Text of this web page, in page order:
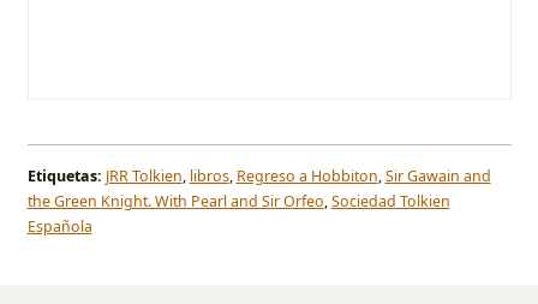
Etiquetas: JRR Tolkien, libros, Regreso a Hobbiton,Sir Gawain and
the Green Knight. With Pearl and Sir Orfeo,Sociedad Tolkien
Española